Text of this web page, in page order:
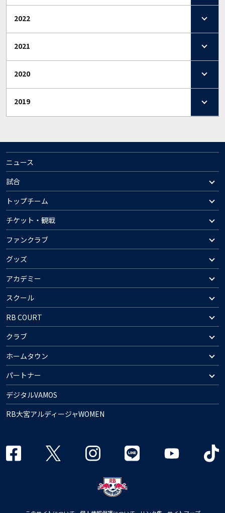
2022
2021
2020
2019
ニュース
試合
トップチーム
チケット・観戦
ファンクラブ
グッズ
アカデミー
スクール
RB COURT
クラブ
ホームタウン
パートナー
デジタルVAMOS
RB大宮アルディージャWOMEN